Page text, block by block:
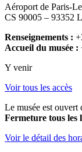
Aéroport de Paris-
CS 90005 – 93352
Renseignements :
Accueil du musée :
Y venir
Voir tous les accès
Le musée est ouvert
Fermeture tous les
Voir le détail des